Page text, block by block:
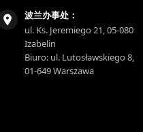
波兰办事处：
ul. Ks. Jeremiego 21, 05-080
Izabelin
Biuro: ul. Lutosławskiego 8,
01-649 Warszawa